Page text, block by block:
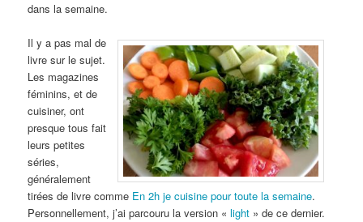
dans la semaine.
Il y a pas mal de
livre sur le sujet.
Les magazines
féminins, et de
cuisiner, ont
presque tous fait
leurs petites
séries,
généralement
tirées de livre comme En 2h je cuisine pour toute la semaine.
Personnellement, j’ai parcouru la version «light » de ce dernier.